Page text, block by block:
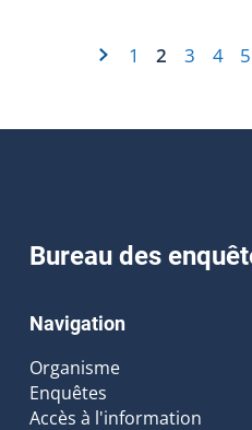
1 2 3 4 5
Bureau des
Navigation
Organisme
Enquêtes
Accès à l'information